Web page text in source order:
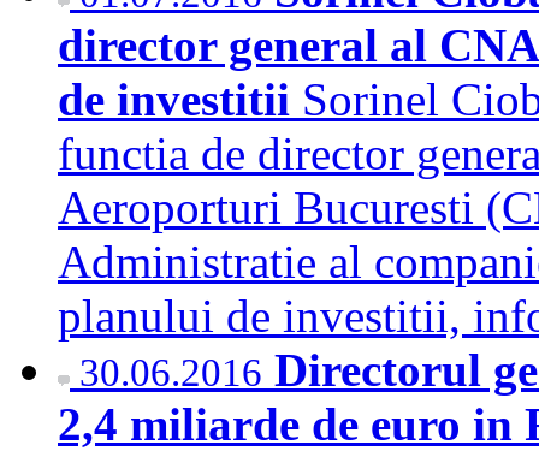
director general al
de investitii Sorinel
functia de director
Aeroporturi Bucuresti
Administratie al
planului de investitii,
30.06.2016 Directorul
2,4 miliarde de euro in